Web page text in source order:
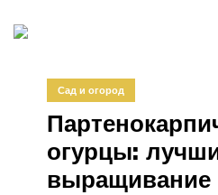
Сад и огород
огурцы:
выращивание